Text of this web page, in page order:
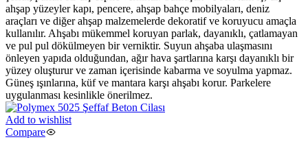
ahşap yüzeyler kapı, pencere, ahşap bahçe mobilyaları, deniz
araçları ve diğer ahşap malzemelerde dekoratif ve koruyucu amaçla
kullanılır. Ahşabı mükemmel koruyan parlak, dayanıklı, çatlamayan
ve pul pul dökülmeyen bir verniktir. Suyun ahşaba ulaşmasını
önleyen yapıda olduğundan, ağır hava şartlarına karşı dayanıklı bir
yüzey oluşturur ve zaman içerisinde kabarma ve soyulma yapmaz.
Güneş ışınlarına, küf ve mantara karşı ahşabı korur. Parkelere
uygulanması kesinlikle önerilmez.
Add to wishlist
Compare